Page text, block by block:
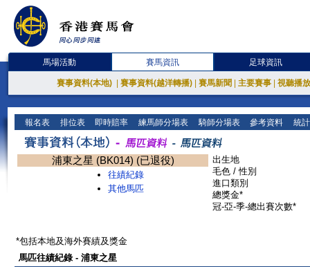
馬場活動 賽馬資訊 足球資訊
賽事資料(本地) 賽事資料(越洋轉播) 賽馬新聞 主要賽事 視聽播
報名表 排位表 即時賠率 練馬師分場表 騎師分場表 參考資料 統
浦東之星 (BK014) (已退役)
往績紀錄
其他馬匹
出生地
毛色 / 性別
進口類別
總獎金*
冠-亞-季-總出賽次數*
*包括本地及海外賽績及獎金
馬匹往績紀錄 - 浦東之星